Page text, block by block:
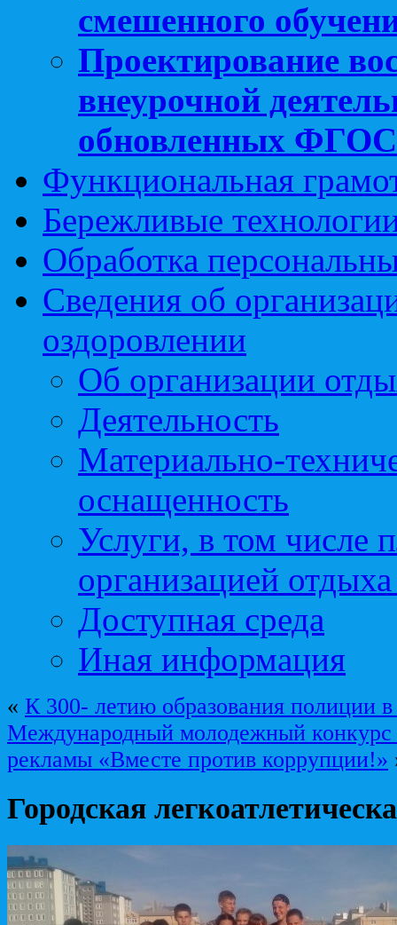
смешенного
Проектирование
внеурочной
обновленных
Функциональная
Бережливые
Обработка
Сведения об
оздоровлении
Об организации
Деятельность
Материально-
оснащенность
Услуги, в том числе
организацией
Доступная среда
Иная информация
« К 300- летию образования полиции
Международный молодежный конкурс
рекламы «Вместе против коррупции!»
Городская